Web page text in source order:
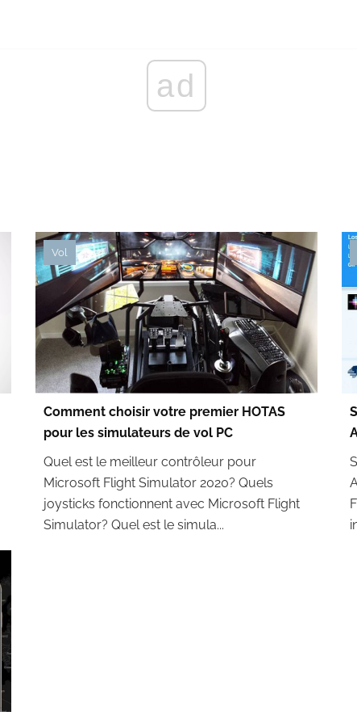
ad
Vol
Comment choisir votre premier HOTAS
pour les simulateurs de vol PC
Quel est le meilleur contrôleur pour
Microsoft Flight Simulator 2020? Quels
joysticks fonctionnent avec Microsoft Flight
Simulator? Quel est le simula...